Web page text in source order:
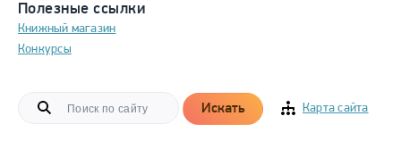
Полезные ссылки
Книжный магазин
Конкурсы
Искать Карта сайта